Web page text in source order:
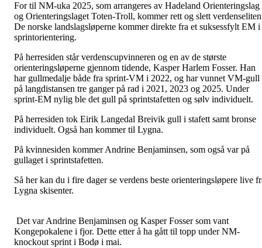
For til NM-uka 2025, som arrangeres av Hadeland Orienteringslag
og Orienteringslaget Toten-Troll, kommer rett og slett
De norske landslagsløperne kommer direkte fra et suksessfylt EM i
sprintorientering.
På herresiden står verdenscupvinneren og en av de største
orienteringsløperne gjennom tidende, Kasper Harlem Fosser. Han
har gullmedalje både fra sprint-VM i 2022, og har vunnet VM-gull
på langdistansen tre ganger på rad i 2021, 2023 og 2025. Under
sprint-EM nylig ble det gull på sprintstafetten og sølv individuelt.
På herresiden tok Eirik Langedal Breivik gull i stafett samt bronse
individuelt. Også han kommer til Lygna.
På kvinnesiden kommer Andrine Benjaminsen, som også var på
gullaget i sprintstafetten.
Så her kan du i fire dager se verdens beste orienteringsløpere live
Lygna skisenter.
Det var Andrine Benjaminsen og Kasper Fosser som vant
Kongepokalene i fjor. Dette etter å ha gått til topp under NM-
knockout sprint i Bodø i mai.